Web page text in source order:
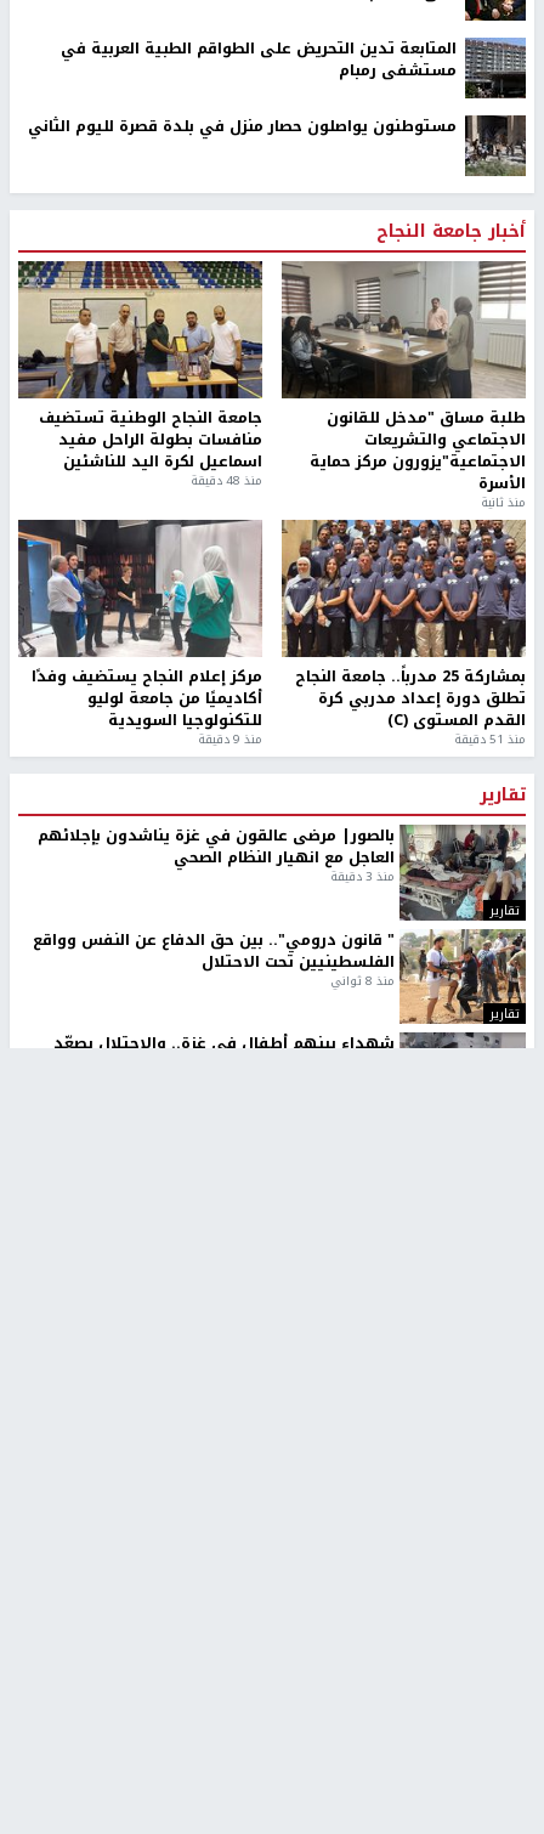
المتابعة تدين التحريض على الطواقم الطبية العربية في
مستشفى رمبام
مستوطنون يواصلون حصار منزل في بلدة قصرة لليوم الثاني
أخبار جامعة النجاح
طلبة مساق "مدخل للقانون
الاجتماعي والتشريعات
الاجتماعية"يزورون مركز حماية
الأسرة
منذ ثانية
جامعة النجاح الوطنية تستضيف
منافسات بطولة الراحل مفيد
اسماعيل لكرة اليد للناشئين
منذ 48 دقيقة
بمشاركة 25 مدرباً.. جامعة النجاح
تطلق دورة إعداد مدربي كرة
القدم المستوى (C)
منذ 51 دقيقة
مركز إعلام النجاح يستضيف وفدًا
أكاديميًا من جامعة لوليو
للتكنولوجيا السويدية
منذ 9 دقيقة
تقارير
تقارير
بالصور| مرضى عالقون في غزة يناشدون بإجلائهم
العاجل مع انهيار النظام الصحي
منذ 3 دقيقة
تقارير
" قانون درومي".. بين حق الدفاع عن النفس وواقع
الفلسطينيين تحت الاحتلال
منذ 8 ثواني
شهداء بينهم أطفال في غزة.. والاحتلال يصعّد